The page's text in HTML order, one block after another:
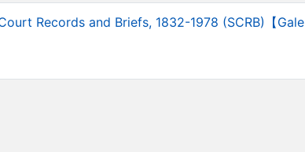
Records and Briefs, 1832-1978 (SCRB)【Gale